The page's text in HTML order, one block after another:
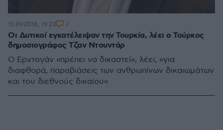
Οι Δυτικοί εγκατέλειψαν την Τουρκία, λέει ο Τούρκος
δημοσιογράφος Τζαν Ντουντάρ
Ο Ερντογάν «πρέπει να δικαστεί», λέει, «για
διαφθορά, παραβιάσεις των ανθρωπίνων δικαιωμάτων
και του διεθνούς δικαίου»
15.09.2018, 19:23 2